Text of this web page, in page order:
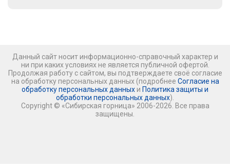
Данный сайт носит информационно-справочный характер и
ни при каких условиях не является публичной офертой.
Продолжая работу с сайтом, вы подтверждаете своё согласие
на обработку персональных данных (подробнее Согласие на
обработку персональных данных и Политика защиты и
обработки персональных данных).
Copyright © «Сибирская горница» 2006-2026. Все права
защищены.